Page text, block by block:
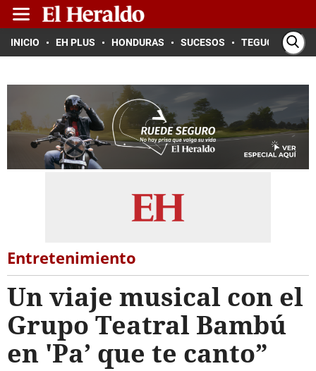
INICIO EH PLUS HONDURAS SUCESOS TEGUCIGALPA
Entretenimiento
Un viaje musical con el
Grupo Teatral Bambú
en 'Pa’ que te canto”